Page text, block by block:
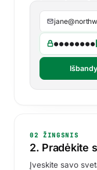
●●●●●●●●
02 ŽINGSNIS
2. Pradėkite
Įveskite savo